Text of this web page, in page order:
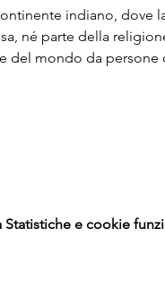
indiano, dove
né parte della
del mondo da persone
e cookie